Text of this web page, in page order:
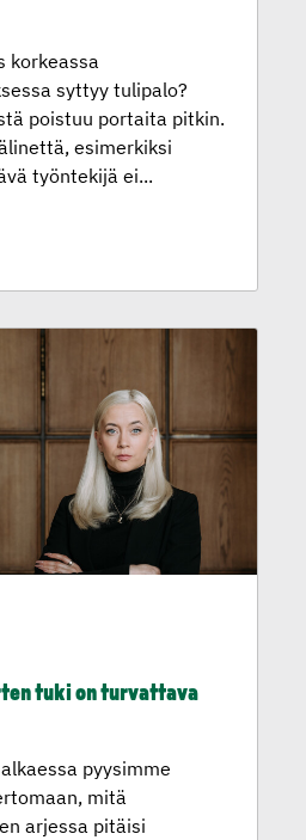
korkeassa
syttyy tulipalo?
poistuu portaita pitkin.
esimerkiksi
työntekijä ei...
tuki on turvattava
pyysimme
mitä
arjessa pitäisi